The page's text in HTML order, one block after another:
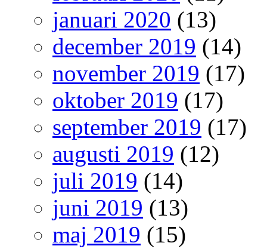
januari 2020 (13)
december 2019 (14)
november 2019 (17)
oktober 2019 (17)
september 2019 (17)
augusti 2019 (12)
juli 2019 (14)
juni 2019 (13)
maj 2019 (15)